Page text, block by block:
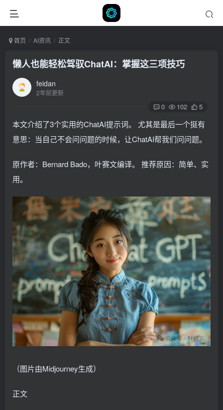
首页 AI资讯 正文
懒人也能轻松驾驭ChatAI：掌握这三项技巧
feidan
2年前更新
0 102 5
本文介绍了3个实用的ChatAI提示词。 尤其是最后一个挺有
意思：当自己不会问问题的时候，让ChatAI帮我们问问题。
原作者：Bernard Bado，叶赛文编译。 推荐原因：简单、实
用。
（图片由Midjourney生成）
正文